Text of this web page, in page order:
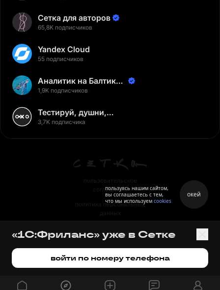
Сетка для авторов
65,8K подписчиков
Yandex Cloud
55 подписчиков
Аналитик на Балтике |
Неверов Станислав
1,9K подписчиков
Тестируй, душни,
наслаждайся
3,7K подписчика
пользовательское
соглашение
политика персональных
данных
правила применения
«1С:Фриланс» уже в Сетке
войти по номеру телефона
пользуясь нашим сайтом,
вы соглашаетесь с тем,
что мы используем cookies
окей